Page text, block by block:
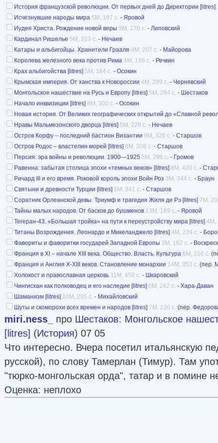
История французской революции. От первых дней до Директории [litres]
Исчезнувшие народы мира 5M, 197 с. - Яровой
Иудея Христа. Рождение новой веры 9M, 270 с. - Липовский
Кардинал Ришелье 5M, 313 с. - Нечаев
Катары и альбигойцы. Хранители Грааля 4M, 207 с. - Майорова
Королева железного века против Рима 4M, 196 с. - Речкин
Крах альбигойства [litres] 5M, 184 с. - Осокин
Крымская империя. От ханства к Новороссии 4M, 299 с. - Чернявский
Монгольское нашествие на Русь и Европу [litres] 5M, 284 с. - Шестаков
Начало инквизиции [litres] 8M, 300 с. - Осокин
Новая история. От Великих географических открытий до «Славной
Нравы Мальмезонского дворца [litres] 5M, 229 с. - Нечаев
Остров Корфу – последний бастион Византии 9M, 328 с. - Старшов
Остров Родос – властелин морей [litres] 8M, 308 с. - Старшов
Персия: эра войны и революции. 1900—1925 5M, 299 с. - Громов
Равенна: забытая столица эпохи «темных веков» [litres] 8M, 403 с. -
Ричард III и его время. Роковой король эпохи Войн Роз 3M, 344 с. - Браун
Святыни и древности Турции [litres] 5M, 341 с. - Старшов
Соратник Орлеанской девы. Триумф и трагедия Жиля де Рэ [litres] 7M,
Тайны малых народов. От басков до бушменов 13M, 189 с. - Яровой
Тегеран-43. «Большая тройка» на пути к переустройству мира [litres] 4M,
Титаны Возрождения. Леонардо и Микеланджело [litres] 4M, 224 с. -
Фавориты и фаворитки государей Западной Европы 3M, 182 с. -
Франция в XI – начале XIII века. Общество. Власть. Культура 6M, 216 с.
Франция и Англия X-XIII веков. Становление монархии 14M, 353 с. (пер.
Холокост и православная церковь 11M, 458 с. - Шкаровский
Чингисхан как полководец и его наследие [litres] 6M, 262 с. - Хара-Даван
Шаманизм [litres] 10M, 205 с. - Михайловский
Шуты и скоморохи всех времен и народов [litres] 7M, 220 с. (пер.
miri.ness_ про Шестаков: Монгольское
[litres] (История) 07 05
Что интересно. Вчера посетил итальянскую
русской), по слову Тамерлан (Тимур). Там
"тюрко-монгольская орда", татар и в помине
Оценка: неплохо